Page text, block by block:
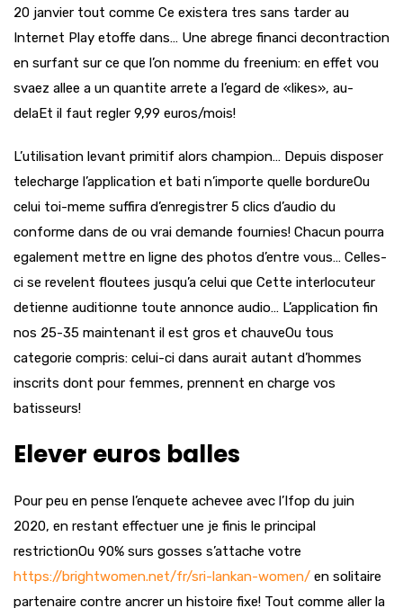
20 janvier tout comme Ce existera tres sans tarder au
Internet Play etoffe dans… Une abrege financi decontraction
en surfant sur ce que l’on nomme du freenium: en effet vou
svaez allee a un quantite arrete a l’egard de «likes», au-
delaEt il faut regler 9,99 euros/mois!
L’utilisation levant primitif alors champion… Depuis disposer
telecharge l’application et bati n’importe quelle bordureOu
celui toi-meme suffira d’enregistrer 5 clics d’audio du
conforme dans de ou vrai demande fournies! Chacun pourra
egalement mettre en ligne des photos d’entre vous… Celles-
ci se revelent floutees jusqu’a celui que Cette interlocuteur
detienne auditionne toute annonce audio… L’application fin
nos 25-35 maintenant il est gros et chauveOu tous
categorie compris: celui-ci dans aurait autant d’hommes
inscrits dont pour femmes, prennent en charge vos
batisseurs!
Elever euros balles
Pour peu en pense l’enquete achevee avec l’Ifop du juin
2020, en restant effectuer une je finis le principal
restrictionOu 90% surs gosses s’attache votre
https://brightwomen.net/fr/sri-lankan-women/ en solitaire
partenaire contre ancrer un histoire fixe! Tout comme aller la